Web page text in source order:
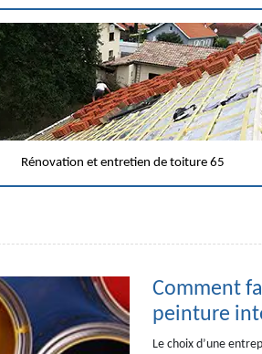
Rénovation et entretien de toiture 65
Comment
peinture
Le choix d’une